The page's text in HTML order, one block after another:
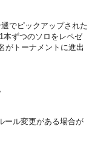
でピックアップされた
本ずつのソロをレペゼ
がトーナメントに進出
ール変更がある場合が